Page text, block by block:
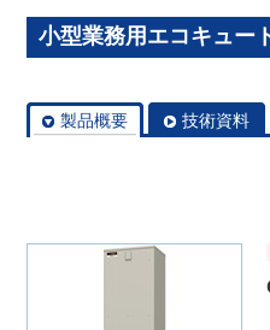
小型業務用エコキュー
製品概要 技術資料